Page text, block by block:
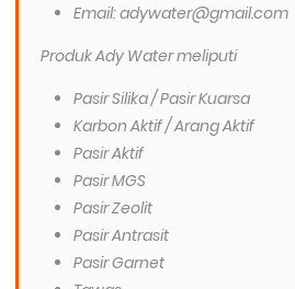
Email: adywater@gmail.com
Produk Ady Water meliputi
Pasir Silika / Pasir Kuarsa
Karbon Aktif / Arang Aktif
Pasir Aktif
Pasir MGS
Pasir Zeolit
Pasir Antrasit
Pasir Garnet